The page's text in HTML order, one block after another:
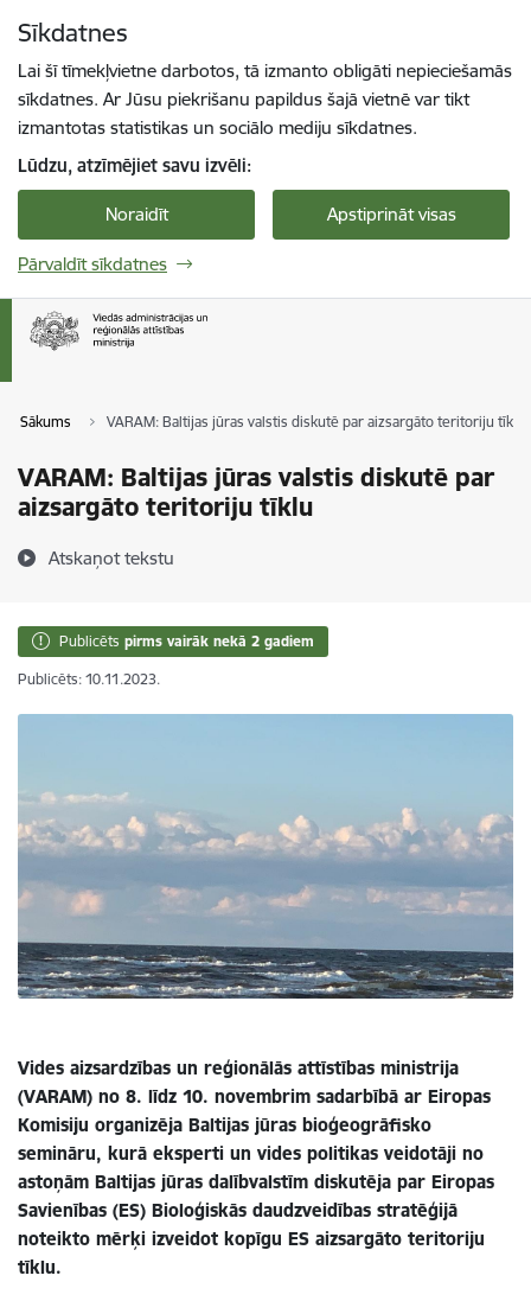
Sīkdatnes
Lai šī tīmekļvietne darbotos, tā izmanto obligāti nepieciešamās
sīkdatnes. Ar Jūsu piekrišanu papildus šajā vietnē var tikt
izmantotas statistikas un sociālo mediju sīkdatnes.
Lūdzu, atzīmējiet savu izvēli:
Noraidīt Apstiprināt visas
Pārvaldīt sīkdatnes
Sākums VARAM: Baltijas jūras valstis diskutē par aizsargāto teritoriju tīklu
VARAM: Baltijas jūras valstis diskutē par
aizsargāto teritoriju tīklu
Atskaņot tekstu
Publicēts pirms vairāk nekā 2 gadiem
Publicēts: 10.11.2023.
Vides aizsardzības un reģionālās attīstības ministrija
(VARAM) no 8. līdz 10. novembrim sadarbībā ar Eiropas
Komisiju organizēja Baltijas jūras bioģeogrāfisko
semināru, kurā eksperti un vides politikas veidotāji no
astoņām Baltijas jūras dalībvalstīm diskutēja par Eiropas
Savienības (ES) Bioloģiskās daudzveidības stratēģijā
noteikto mērķi izveidot kopīgu ES aizsargāto teritoriju
tīklu.